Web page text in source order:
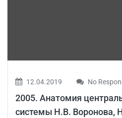
12.04.2019 No
2005. Анатомия
системы Н.В.